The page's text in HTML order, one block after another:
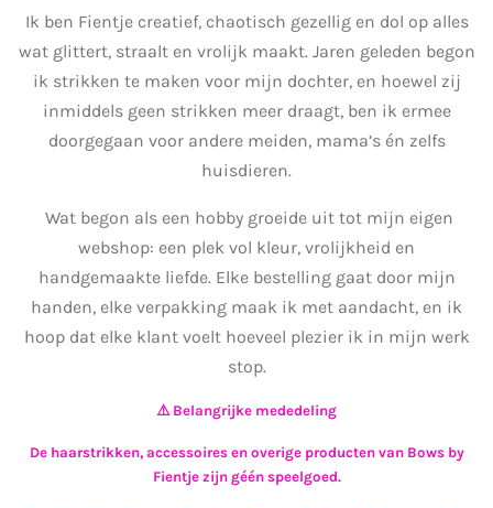
Ik ben Fientje creatief, chaotisch gezellig en dol op alles
wat glittert, straalt en vrolijk maakt. Jaren geleden begon
ik strikken te maken voor mijn dochter, en hoewel zij
inmiddels geen strikken meer draagt, ben ik ermee
doorgegaan voor andere meiden, mama’s én zelfs
huisdieren.
Wat begon als een hobby groeide uit tot mijn eigen
webshop: een plek vol kleur, vrolijkheid en
handgemaakte liefde. Elke bestelling gaat door mijn
handen, elke verpakking maak ik met aandacht, en ik
hoop dat elke klant voelt hoeveel plezier ik in mijn werk
stop.
⚠️ Belangrijke mededeling
De haarstrikken, accessoires en overige producten van Bows by
Fientje zijn géén speelgoed.